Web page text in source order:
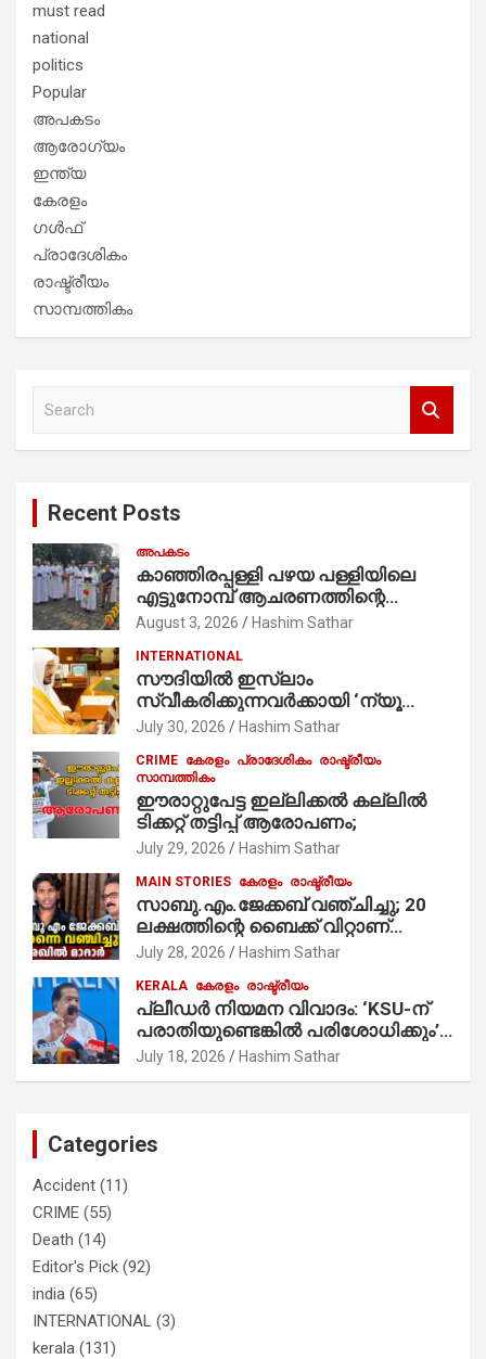
must read
national
politics
Popular
അപകടം
ആരോഗ്യം
ഇന്ത്യ
കേരളം
ഗൾഫ്
പ്രാദേശികം
രാഷ്ട്രീയം
സാമ്പത്തികം
Recent Posts
അപകടം
കാഞ്ഞിരപ്പള്ളി പഴയ പള്ളിയിലെ
എട്ടുനോമ്പ് ആചരണത്തിന്റെ
ഭാഗമായുള്ള പന്തലിന്റെ കാൽനാട്ട്
കുര്യൻ താമരശ്ശേരി
നിർവഹിക്കുന്നു.
August 3, 2026 Hashim Sathar
INTERNATIONAL
സൗദിയില്‍ ഇസ്‌ലാം
സ്വീകരിക്കുന്നവര്‍ക്കായി ‘ന്യൂ
മുസ്ലിം’ ഡിജിറ്റല്‍ കാര്‍ഡ് സേവനം
July 30, 2026 Hashim Sathar
CRIME കേരളം പ്രാദേശികം രാഷ്ട്രീയം
സാമ്പത്തികം
ഈരാറ്റുപേട്ട ഇല്ലിക്കൽ കല്ലിൽ
ടിക്കറ്റ് തട്ടിപ്പ് ആരോപണം;
July 29, 2026 Hashim Sathar
MAIN STORIES കേരളം രാഷ്ട്രീയം
സാബു.എം.ജേക്കബ് വഞ്ചിച്ചു; 20
ലക്ഷത്തിന്റെ ബൈക്ക് വിറ്റാണ്
തൃക്കാക്കരയില്‍ മത്സരിച്ചത്!
മാത്രമാണ് ഉണ്ടായിരുന്നത്;
സാബുവിന്റേത് വ്യക്തിപരമായ
നേട്ടത്തിനുള്ള പാര്‍ട്ടി; ഇപ്പോള്‍
ഫോണ്‍ വിളിച്ചാല്‍ എടുക്കില്ല;
തിരഞ്ഞെടുപ്പിലെ ദുരനുഭവങ്ങള്‍
July 28, 2026 Hashim Sathar
KERALA കേരളം രാഷ്ട്രീയം
പ്ലീഡർ നിയമന വിവാദം: ‘KSU-ന്
പരാതിയുണ്ടെങ്കിൽ പരിശോധിക്കും’;
രമേശ് ചെന്നിത്തല
July 18, 2026 Hashim Sathar
Categories
Accident (11)
CRIME (55)
Death (14)
Editor's Pick (92)
india (65)
INTERNATIONAL (3)
kerala (131)